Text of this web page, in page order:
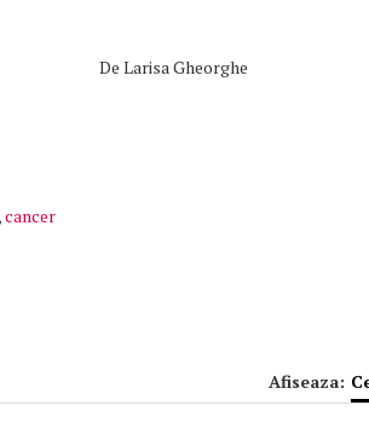
De Larisa Gheorghe
,cancer
Afiseaza: